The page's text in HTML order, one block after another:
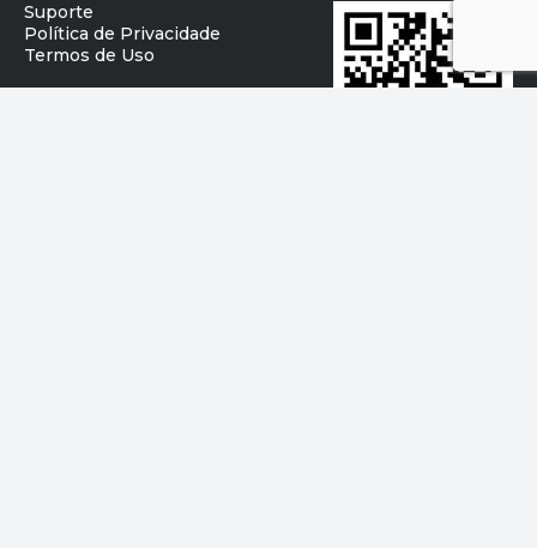
Suporte
Política de Privacidade
Termos de Uso